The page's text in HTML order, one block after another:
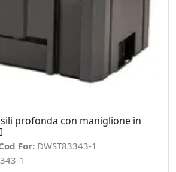
profonda con maniglione in
For: DWST83343-1
1